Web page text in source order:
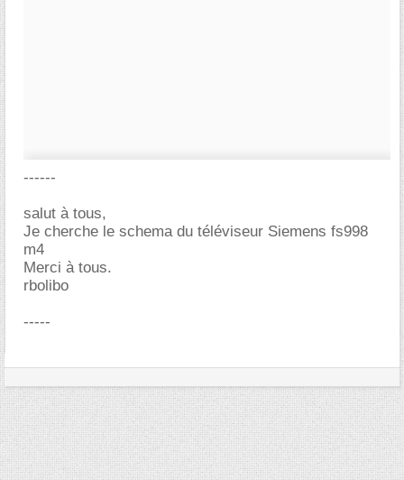
------
salut à tous,
Je cherche le schema du téléviseur Siemens fs998
m4
Merci à tous.
rbolibo
-----